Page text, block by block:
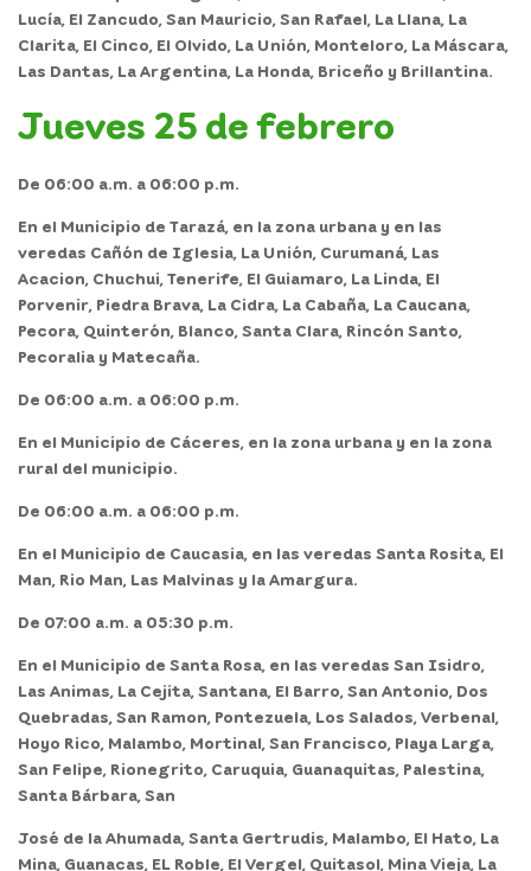
Lucía, El Zancudo, San Mauricio, San Rafael, La Llana, La
Clarita, El Cinco, El Olvido, La Unión, Monteloro, La Máscara,
Las Dantas, La Argentina, La Honda, Briceño y Brillantina.
Jueves 25 de febrero
De 06:00 a.m. a 06:00 p.m.
En el Municipio de Tarazá, en la zona urbana y en las
veredas Cañón de Iglesia, La Unión, Curumaná, Las
Acacion, Chuchui, Tenerife, El Guiamaro, La Linda, El
Porvenir, Piedra Brava, La Cidra, La Cabaña, La Caucana,
Pecora, Quinterón, Blanco, Santa Clara, Rincón Santo,
Pecoralia y Matecaña.
De 06:00 a.m. a 06:00 p.m.
En el Municipio de Cáceres, en la zona urbana y en la zona
rural del municipio.
De 06:00 a.m. a 06:00 p.m.
En el Municipio de Caucasia, en las veredas Santa Rosita, El
Man, Rio Man, Las Malvinas y la Amargura.
De 07:00 a.m. a 05:30 p.m.
En el Municipio de Santa Rosa, en las veredas San Isidro,
Las Animas, La Cejita, Santana, El Barro, San Antonio, Dos
Quebradas, San Ramon, Pontezuela, Los Salados, Verbenal,
Hoyo Rico, Malambo, Mortinal, San Francisco, Playa Larga,
San Felipe, Rionegrito, Caruquia, Guanaquitas, Palestina,
Santa Bárbara, San
José de la Ahumada, Santa Gertrudis, Malambo, El Hato, La
Mina, Guanacas, EL Roble, El Vergel, Quitasol, Mina Vieja, La